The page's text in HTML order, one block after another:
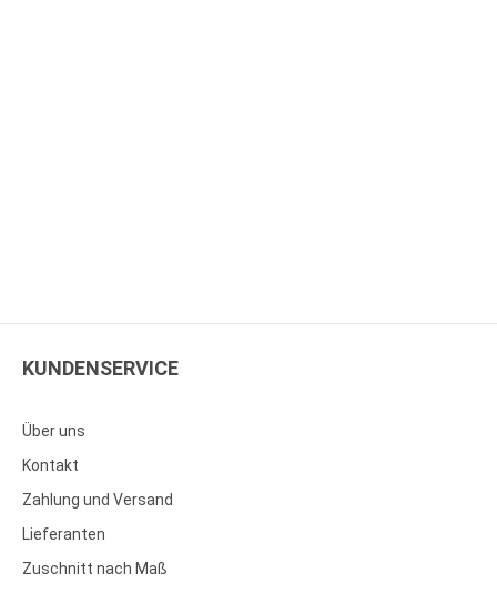
KUNDENSERVICE
Über uns
Kontakt
Zahlung und Versand
Lieferanten
Zuschnitt nach Maß